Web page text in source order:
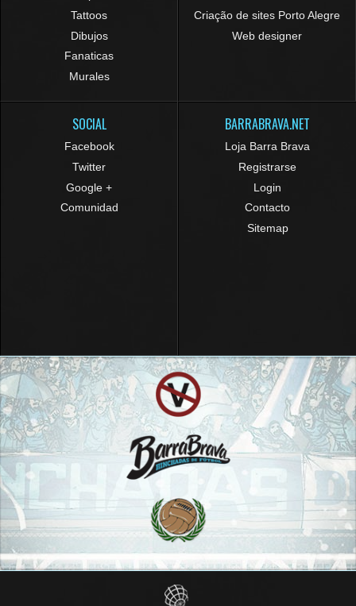
Tattoos
Dibujos
Fanaticas
Murales
Criação de sites Porto Alegre
Web designer
SOCIAL
Facebook
Twitter
Google +
Comunidad
BARRABRAVA.NET
Loja Barra Brava
Registrarse
Login
Contacto
Sitemap